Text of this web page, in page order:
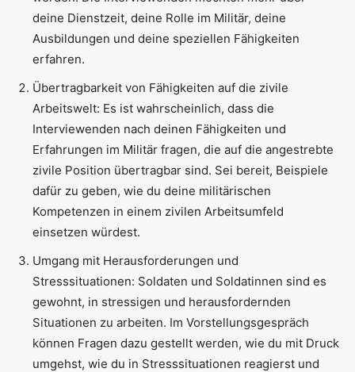
deine Dienstzeit, deine Rolle im Militär, deine
Ausbildungen und deine speziellen Fähigkeiten
erfahren.
Übertragbarkeit von Fähigkeiten auf die zivile
Arbeitswelt: Es ist wahrscheinlich, dass die
Interviewenden nach deinen Fähigkeiten und
Erfahrungen im Militär fragen, die auf die angestrebte
zivile Position übertragbar sind. Sei bereit, Beispiele
dafür zu geben, wie du deine militärischen
Kompetenzen in einem zivilen Arbeitsumfeld
einsetzen würdest.
Umgang mit Herausforderungen und
Stresssituationen: Soldaten und Soldatinnen sind es
gewohnt, in stressigen und herausfordernden
Situationen zu arbeiten. Im Vorstellungsgespräch
können Fragen dazu gestellt werden, wie du mit Druck
umgehst, wie du in Stresssituationen reagierst und